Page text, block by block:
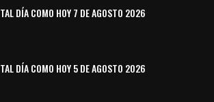
TAL DÍA COMO HOY 7 DE AGOSTO 2026
TAL DÍA COMO HOY 5 DE AGOSTO 2026